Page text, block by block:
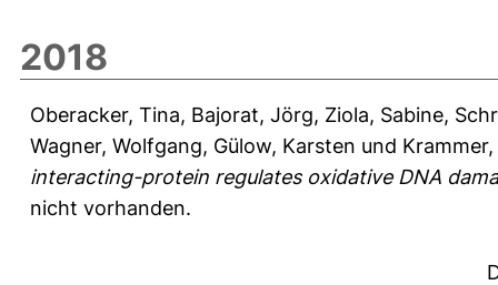
2018
Oberacker, Tina, Bajorat, Jörg, Ziola, Sabine,
Wagner, Wolfgang, Gülow, Karsten und
interacting-protein regulates oxidative DNA
nicht vorhanden.